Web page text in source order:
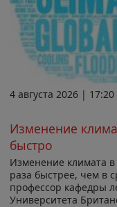
4 августа 2026 | 17:20
Изменение
быстро
Изменение климата
раза быстрее, чем в
профессор кафедры
Университета